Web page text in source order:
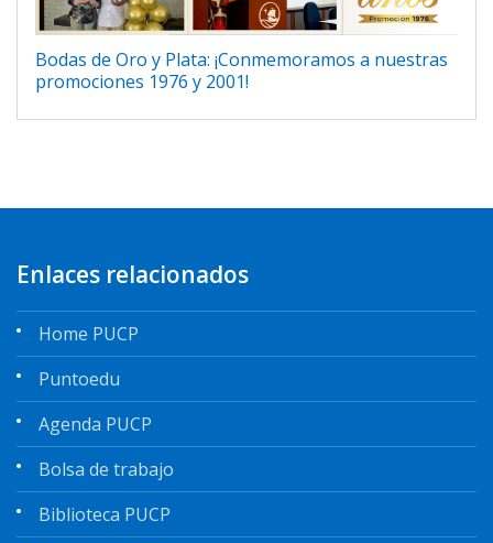
Bodas de Oro y Plata: ¡Conmemoramos a nuestras
promociones 1976 y 2001!
Enlaces relacionados
Home PUCP
Puntoedu
Agenda PUCP
Bolsa de trabajo
Biblioteca PUCP